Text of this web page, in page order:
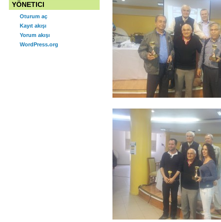
YÖNETICI
Oturum aç
Kayıt akışı
Yorum akışı
WordPress.org